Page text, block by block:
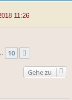
11:26
10
Gehe zu